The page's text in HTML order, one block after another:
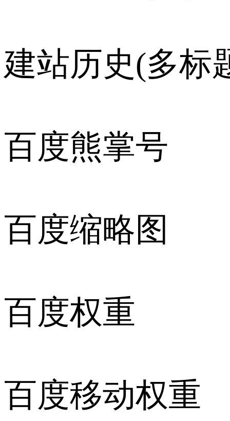
建站历史(多标
百度熊掌号
百度缩略图
百度权重
百度移动权重